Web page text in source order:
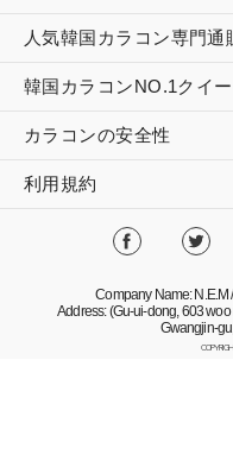
人気韓国カラコン専門通
韓国カラコンNO.1クイ
カラコンの安全性
利用規約
Company Name: N.E.M
Address: (Gu-ui-dong, 603
Gwangjin-